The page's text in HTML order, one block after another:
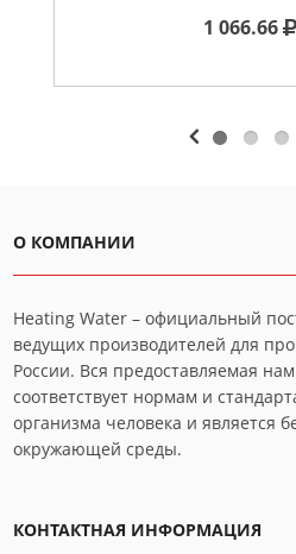
1 066.66
О КОМПАНИИ
Heating Water – официальный
ведущих производителей для
России. Вся предоставляемая
соответствует нормам и
организма человека и является
окружающей среды.
КОНТАКТНАЯ ИНФОРМАЦИЯ